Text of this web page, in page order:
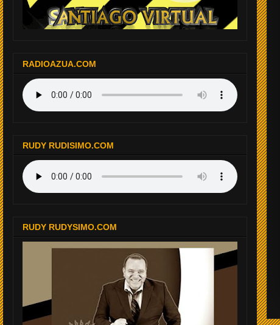
RADIOAZUA.COM
RUDY RUDISIMO.COM
RUDY RUDYSIMO.COM